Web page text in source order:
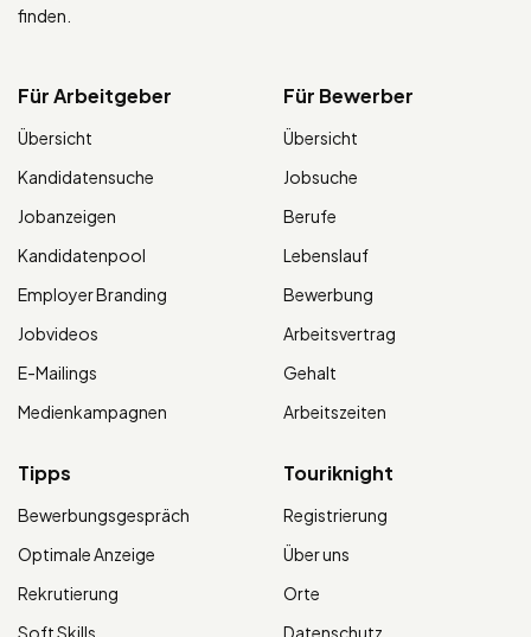
finden.
Für Arbeitgeber
Übersicht
Kandidatensuche
Jobanzeigen
Kandidatenpool
Employer Branding
Jobvideos
E-Mailings
Medienkampagnen
Für Bewerber
Übersicht
Jobsuche
Berufe
Lebenslauf
Bewerbung
Arbeitsvertrag
Gehalt
Arbeitszeiten
Tipps
Bewerbungsgespräch
Optimale Anzeige
Rekrutierung
Soft Skills
Touriknight
Registrierung
Über uns
Orte
Datenschutz